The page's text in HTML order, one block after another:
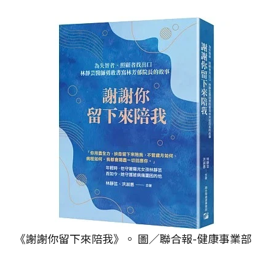
《謝謝你留下來陪我》。 圖／聯合報-健康事業部